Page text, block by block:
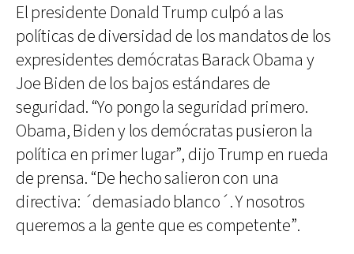
El presidente Donald Trump culpó a las
políticas de diversidad de los mandatos de los
expresidentes demócratas Barack Obama y
Joe Biden de los bajos estándares de
seguridad. “Yo pongo la seguridad primero.
Obama, Biden y los demócratas pusieron la
política en primer lugar”, dijo Trump en rueda
de prensa. “De hecho salieron con una
directiva: ´demasiado blanco´. Y nosotros
queremos a la gente que es competente”.